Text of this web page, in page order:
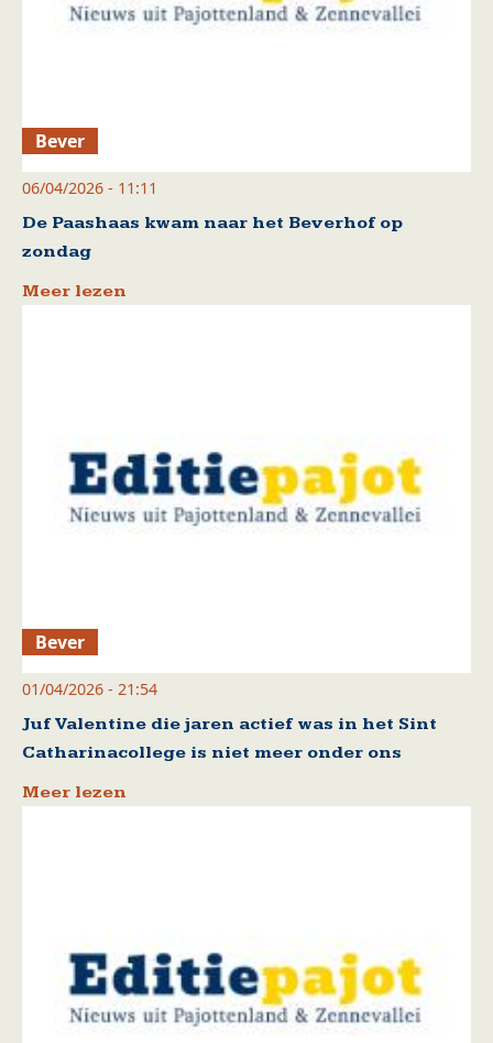
Bever
06/04/2026 - 11:11
De Paashaas kwam naar het Beverhof op
zondag
Meer lezen
Bever
01/04/2026 - 21:54
Juf Valentine die jaren actief was in het Sint
Catharinacollege is niet meer onder ons
Meer lezen